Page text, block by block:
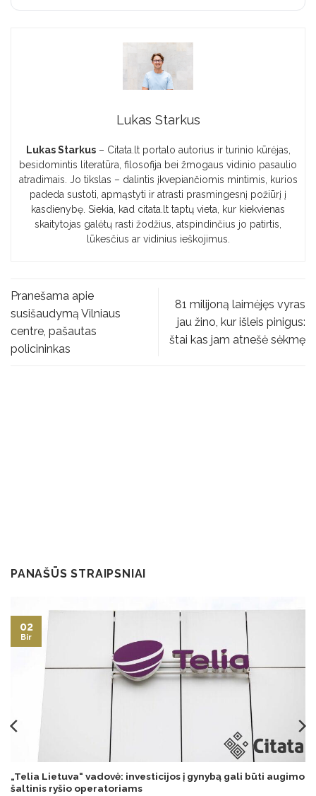
Lukas Starkus
Lukas Starkus– Citata.lt portalo autorius ir turinio kūrėjas,
besidomintis literatūra, filosofija bei žmogaus vidinio pasaulio
atradimais. Jo tikslas – dalintis įkvepiančiomis mintimis, kurios
padeda sustoti, apmąstyti ir atrasti prasmingesnį požiūrį į
kasdienybę. Siekia, kad citata.lt taptų vieta, kur kiekvienas
skaitytojas galėtų rasti žodžius, atspindinčius jo patirtis,
lūkesčius ar vidinius ieškojimus.
Pranešama apie
susišaudymą Vilniaus
centre, pašautas
policininkas
81 milijoną laimėjęs vyras
jau žino, kur išleis pinigus:
štai kas jam atnešė sėkmę
PANAŠŪS STRAIPSNIAI
„Telia Lietuva“ vadovė: investicijos į gynybą gali būti augimo
šaltinis ryšio operatoriams
02
Bir